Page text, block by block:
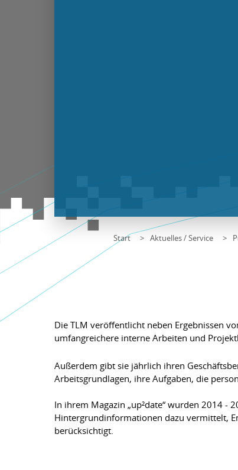
Start Aktuelles / Service
Die TLM veröffentlicht neben Ergebnissen
umfangreichere interne Arbeiten und
Außerdem gibt sie jährlich ihren
Arbeitsgrundlagen, ihre Aufgaben, die
In ihrem Magazin „up²date“ wurden 2014 -
Hintergrundinformationen dazu vermittelt,
berücksichtigt.